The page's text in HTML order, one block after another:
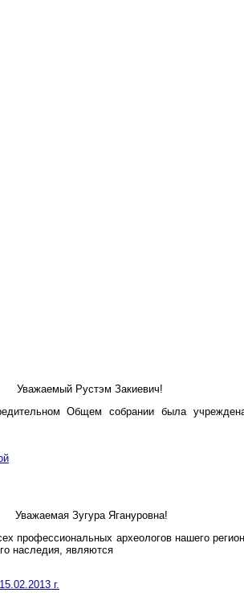
Уважаемый Рустэм Закиевич!
Общем собрании была
Уважаемая Зугура Ягануровна!
профессиональных археологов нашего
наследия, являются
г.